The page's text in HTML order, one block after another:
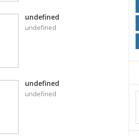
undefined
undefined
undefined
undefined